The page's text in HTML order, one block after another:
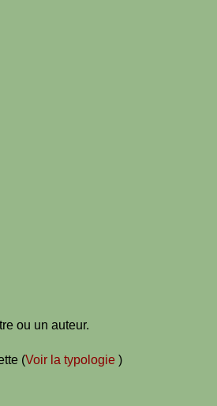
ou un auteur.
(Voir la typologie )